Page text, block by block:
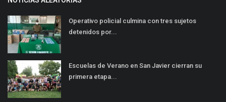
Operativo policial culmina con tres sujetos
detenidos por...
Escuelas de Verano en San Javier cierran su
primera etapa...